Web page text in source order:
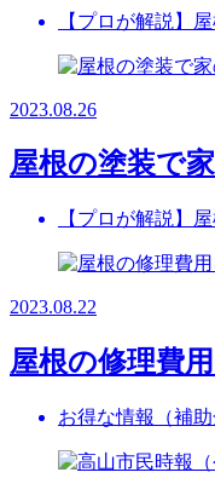
【プロが解説】
2023.08.26
屋根の塗装で
【プロが解説】
2023.08.22
屋根の修理費
お得な情報（補